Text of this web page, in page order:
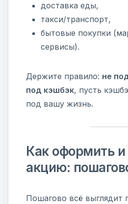
доставка еды,
такси/транспорт,
бытовые покупки
сервисы).
Держите правило: не
под кэшбэк, пусть
под вашу жизнь.
Как оформить и
акцию:
Пошагово всё выглядит